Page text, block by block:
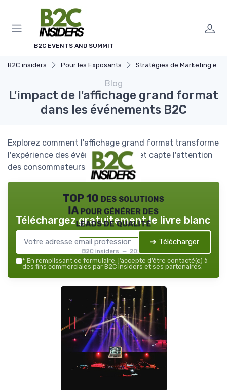
B2C EVENTS AND SUMMIT
B2C insiders Pour les Exposants Stratégies de Marketing et Promotion B2C
Blog
L'impact de l'affichage grand format
dans les événements B2C
Explorez comment l'affichage grand format transforme
l'expérience des événements B2C et capte l'attention
des consommateurs.
TOP 10 des solutions
IA pour générer des
leads de qualité
B2C insiders — 2026
Téléchargez gratuitement le livre blanc
➔ Télécharger
* En remplissant ce formulaire, j’accepte d’être contacté(e) à
des fins commerciales par B2C insiders et ses partenaires.
Panneau de gestion des cookies